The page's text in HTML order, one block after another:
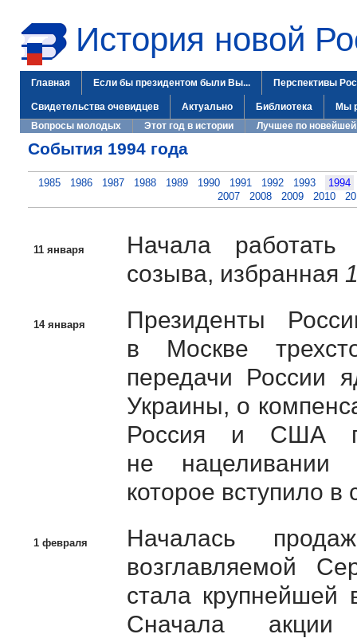
История новой
Главная Если бы президентом были Вы... Перспективы
Свидетельства очевидцев Актуально Библиотека
Мы
Вопросы молодых
Этот год в истории Лучшее по новейшей
События 1994 года
1985 1986 1987 1988 1989 1990 1991 1992 1993
1994
2007
2008 2009 2010
11 января
Начала работать
созыва, избранная
14 января
Президенты
в Москве
передачи России
Украины, о
Россия и США
не нацеливании
которое вступило в
1 февраля
Началась
возглавляемой
стала крупнейшей
Сначала